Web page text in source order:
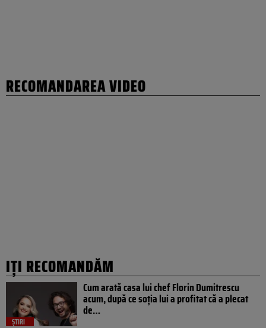
RECOMANDAREA VIDEO
IȚI RECOMANDĂM
ȘTIRI
Cum arată casa lui chef Florin Dumitrescu
acum, după ce soția lui a profitat că a plecat
de…